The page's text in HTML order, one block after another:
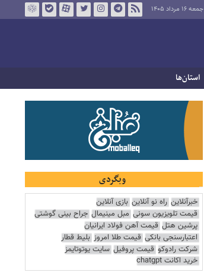
جمعه ۱۶ مرداد ۱۴۰۵
استان‌ها
وبگردی
خبرآنلاین راه نو آنلاین بازی آنلاین
قیمت تلویزیون سونی مبل مینیمال جراح بینی گوشتی
پرشین هتل قیمت آهن فولاد ایرانیان
اعتبارسنجی بانکی قیمت طلا امروز بلیط قطار
شرکت رادوکو قیمت پروفیل سایت یوتوتایمز
خرید اکانت chatgpt